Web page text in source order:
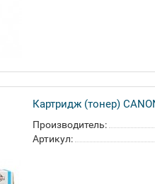
Картридж (тонер)
Производитель:
Артикул: